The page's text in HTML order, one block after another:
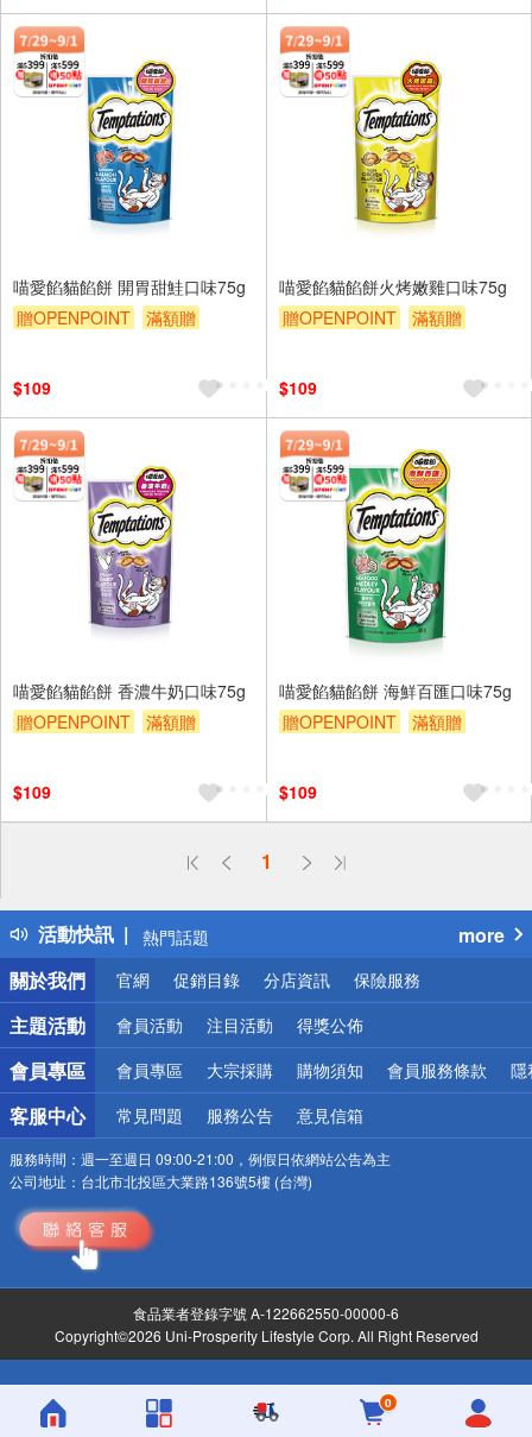
喵愛餡貓餡餅 開胃甜鮭口味75g
贈OPENPOINT
滿額贈
$109
喵愛餡貓餡餅火烤嫩雞口味75g
贈OPENPOINT
滿額贈
$109
喵愛餡貓餡餅 香濃牛奶口味75g
贈OPENPOINT
滿額贈
$109
喵愛餡貓餡餅 海鮮百匯口味75g
贈OPENPOINT
滿額贈
$109
1
活動快訊
偏遠地區配送
得獎公告
熱門話題
銀行優惠
偏遠地區配送
詐騙網頁！請小心！
more
關於我們
官網 促銷目錄 分店資訊 保險服務
主題活動 會員活動 注目活動 得獎公佈
會員專區 會員專區 大宗採購 購物須知 會員服務條款 隱
客服中心 常見問題 服務公告 意見信箱
服務時間： 週一至週日 09:00-21:00，例假日依網站公告為主
公司地址： 台北市北投區大業路136號5樓 (台灣)
食品業者登錄字號 A-122662550-00000-6
Copyright©2026 Uni-Prosperity Lifestyle Corp. All Right Reserved
0